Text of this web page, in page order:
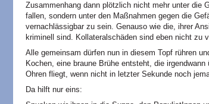
Zusammenhang dann plötzlich nicht mehr unter die
fallen, sondern unter den Maßnahmen gegen die
vernachlässigbar zu sein. Genauso wie die, ihrer
kriminell sind. Kollateralschäden sind eben nicht zu
Alle gemeinsam dürfen nun in diesem Topf rühren
Kochen, eine braune Brühe entsteht, die
Ohren fliegt, wenn nicht in letzter Sekunde noch
Da hilft nur eins: